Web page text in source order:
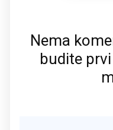
Nema
budite